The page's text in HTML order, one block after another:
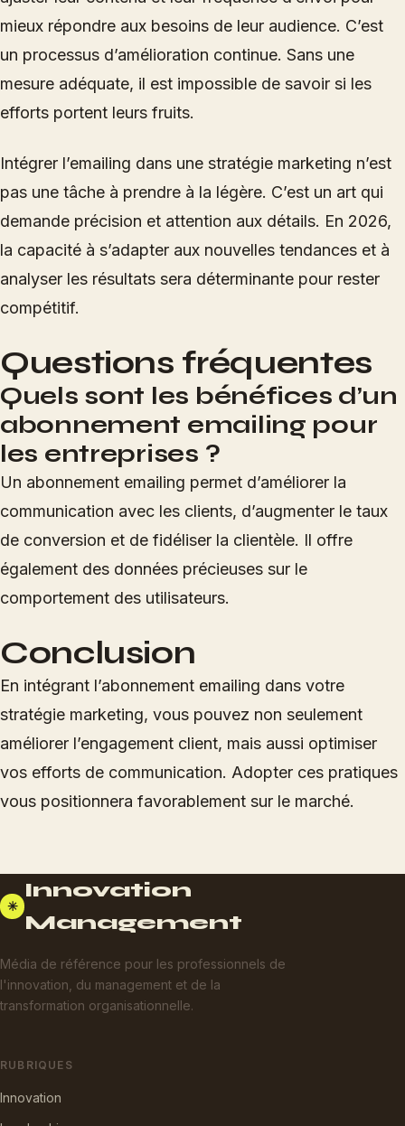
mieux répondre aux besoins de leur audience. C’est
un processus d’amélioration continue. Sans une
mesure adéquate, il est impossible de savoir si les
efforts portent leurs fruits.
Intégrer l’emailing dans une stratégie marketing n’est
pas une tâche à prendre à la légère. C’est un art qui
demande précision et attention aux détails. En 2026,
la capacité à s’adapter aux nouvelles tendances et à
analyser les résultats sera déterminante pour rester
compétitif.
Questions fréquentes
Quels sont les bénéfices d’un
abonnement emailing pour
les entreprises ?
Un abonnement emailing permet d’améliorer la
communication avec les clients, d’augmenter le taux
de conversion et de fidéliser la clientèle. Il offre
également des données précieuses sur le
comportement des utilisateurs.
Conclusion
En intégrant l’abonnement emailing dans votre
stratégie marketing, vous pouvez non seulement
améliorer l’engagement client, mais aussi optimiser
vos efforts de communication. Adopter ces pratiques
vous positionnera favorablement sur le marché.
✳
Innovation
Management
Média de référence pour les professionnels de
l'innovation, du management et de la
transformation organisationnelle.
RUBRIQUES
Innovation